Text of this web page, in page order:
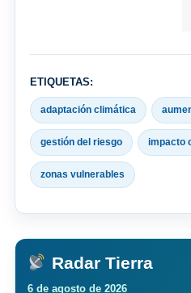
ETIQUETAS:
adaptación climática
gestión del riesgo impacto
zonas vulnerables
Radar Tierra
6 de agosto de 2026